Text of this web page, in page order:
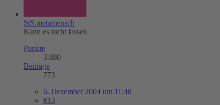
StS.metamensch
Kann es nicht lassen
Punkte
3.880
Beiträge
773
6. Dezember 2004 um 11:48
#13